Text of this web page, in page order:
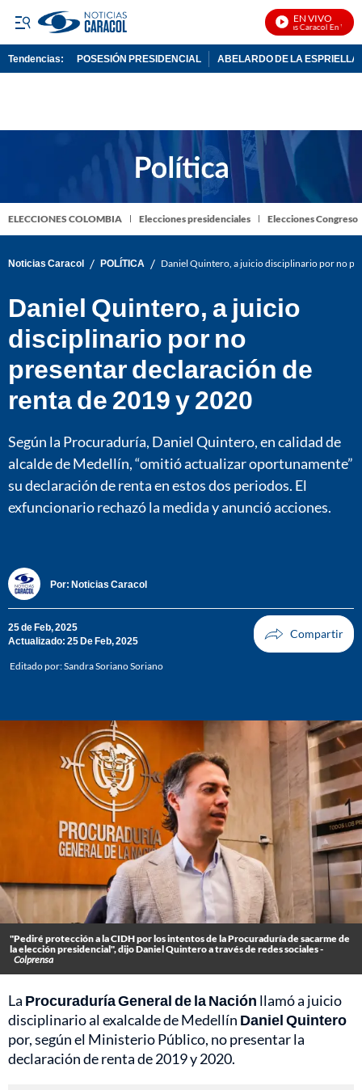
EN VIVO
Noticias Caracol En Vivo
Tendencias: POSESIÓN PRESIDENCIAL ABELARDO DE LA ESPRIELLA
ELECCIONES COLOMBIA Elecciones presidenciales Elecciones Congreso
Noticias Caracol / POLÍTICA / Daniel Quintero, a juicio disciplinario por no
Daniel Quintero, a juicio
disciplinario por no
presentar declaración de
renta de 2019 y 2020
Según la Procuraduría, Daniel Quintero, en calidad de
alcalde de Medellín, “omitió actualizar oportunamente”
su declaración de renta en estos dos periodos. El
exfuncionario rechazó la medida y anunció acciones.
Por: Noticias Caracol
25 de Feb, 2025
Actualizado: 25 De Feb, 2025
Editado por:Sandra Soriano Soriano
"Pediré protección a la CIDH por los intentos de la Procuraduría de sacarme de
la elección presidencial", dijo Daniel Quintero a través de redes sociales -
Colprensa
La Procuraduría General de la Nación llamó a juicio
disciplinario al exalcalde de Medellín Daniel Quintero
por, según el Ministerio Público, no presentar la
declaración de renta de 2019 y 2020.